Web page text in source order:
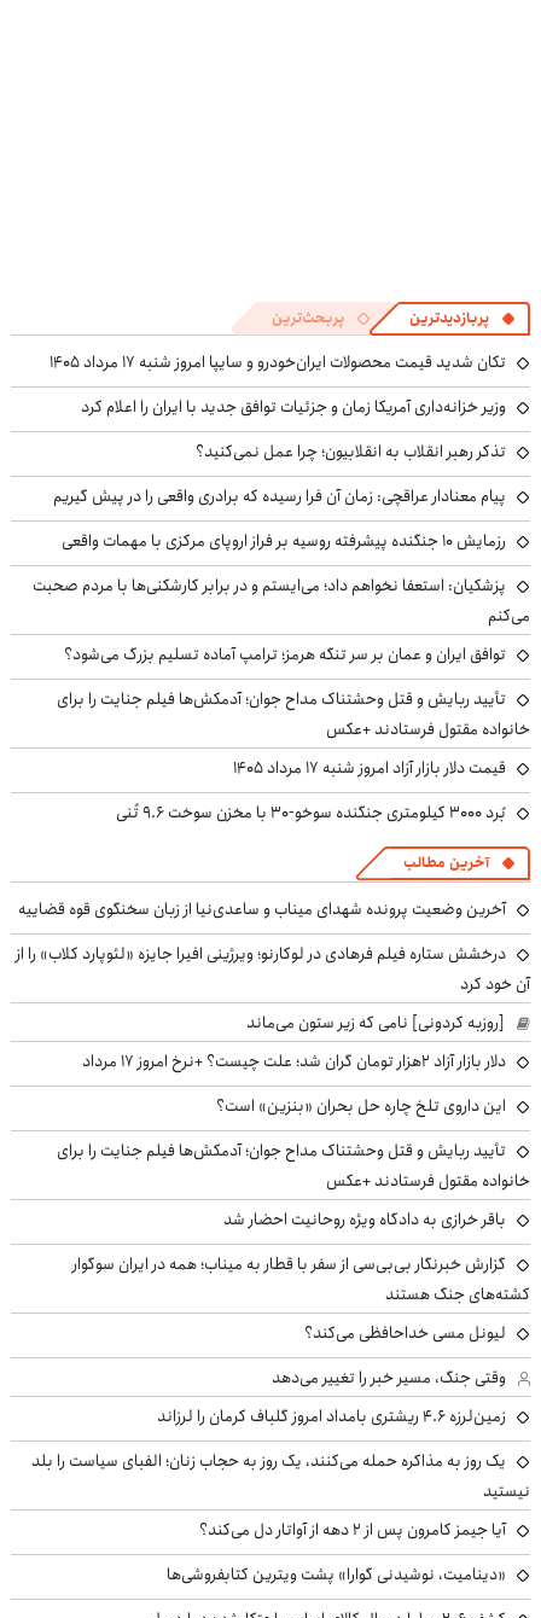
پربازدیدترین پربحث‌ترین
تکان شدید قیمت محصولات ایران‌خودرو و سایپا امروز شنبه ۱۷ مرداد ۱۴۰۵
وزیر خزانه‌داری آمریکا زمان و جزئیات توافق جدید با ایران را اعلام کرد
تذکر رهبر انقلاب به انقلابیون؛ چرا عمل نمی‌کنید؟
پیام معنادار عراقچی: زمان آن فرا رسیده که برادری واقعی را در پیش گیریم
رزمایش ۱۰ جنگنده پیشرفته روسیه بر فراز اروپای مرکزی با مهمات واقعی
پزشکیان: استعفا نخواهم داد؛ می‌ایستم و در برابر کارشکنی‌ها با مردم صحبت
می‌کنم
توافق ایران و عمان بر سر تنگه هرمز؛ ترامپ آماده تسلیم بزرگ می‌شود؟
تأیید ربایش و قتل وحشتناک مداح جوان؛ آدمکش‌ها فیلم جنایت را برای
خانواده مقتول فرستادند +عکس
قیمت دلار بازار آزاد امروز شنبه ۱۷ مرداد ۱۴۰۵
بُرد ۳۰۰۰ کیلومتری جنگنده سوخو-۳۰ با مخزن سوخت ۹.۶ تُنی
آخرین مطالب
آخرین وضعیت پرونده شهدای میناب و ساعدی‌نیا از زبان سخنگوی قوه قضاییه
درخشش ستاره فیلم فرهادی در لوکارنو؛ ویرژینی افیرا جایزه «لئوپارد کلاب» را از
آن خود کرد
[روزبه کردونی] نامی که زیر ستون می‌ماند
دلار بازار آزاد ۲هزار تومان گران شد؛ علت چیست؟ +نرخ امروز ۱۷ مرداد
این داروی تلخ چاره حل بحران «بنزین» است؟
تأیید ربایش و قتل وحشتناک مداح جوان؛ آدمکش‌ها فیلم جنایت را برای
خانواده مقتول فرستادند +عکس
باقر خرازی به دادگاه ویژه روحانیت احضار شد
گزارش خبرنگار بی‌بی‌سی از سفر با قطار به میناب؛ همه در ایران سوگوار
کشته‌های جنگ هستند
لیونل مسی خداحافظی می‌کند؟
وقتی جنگ، مسیر خبر را تغییر می‌دهد
زمین‌لرزه ۴.۶ ریشتری بامداد امروز گلباف کرمان را لرزاند
یک روز به مذاکره حمله می‌کنند، یک روز به حجاب زنان؛ الفبای سیاست را بلد
نیستید
آیا جیمز کامرون پس از ۲ دهه از آواتار دل می‌کند؟
«دینامیت، نوشیدنی گوارا» پشت ویترین کتابفروشی‌ها